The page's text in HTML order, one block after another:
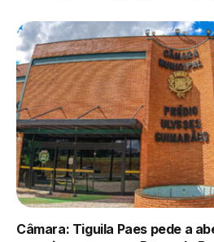
Câmara: Tiguila Paes pede a